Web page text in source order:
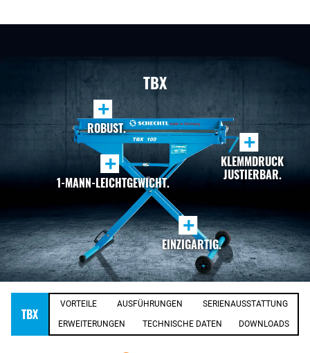
TBX
+
ROBUST.
+
KLEMMDRUCK
JUSTIERBAR.
+
1-MANN-LEICHTGEWICHT.
+
EINZIGARTIG.
TBX
VORTEILE AUSFÜHRUNGEN SERIENAUSSTATTUNG
ERWEITERUNGEN TECHNISCHE DATEN DOWNLOADS